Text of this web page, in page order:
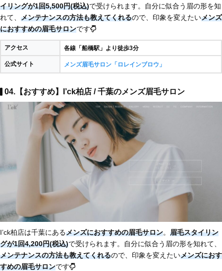
イリングが1回5,500円(税込)で受けられます。自分に似合う眉の形を知
れて、 メンテナンスの方法も教えてくれるので、印象を変えたいメンズ
におすすめの眉毛サロンです
アクセス 各線「船橋駅」より徒歩3分
公式サイト メンズ眉毛サロン「ロレインブロウ」
04.【おすすめ】I’ck柏店 / 千葉のメンズ眉毛サロン
I’ck柏店は千葉にあるメンズにおすすめの眉毛サロン。 眉毛スタイリン
グが1回4,200円(税込)で受けられます。自分に似合う眉の形を知れて、
メンテナンスの方法も教えてくれるので、印象を変えたいメンズにおす
すめの眉毛サロンです